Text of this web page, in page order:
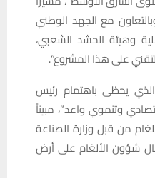
مع الجهد الوطني
وهيئة الحشد الشعبي،
على هذا المشروع”.
يحظى باهتمام رئيس
وتنموي واعد”، مبيناً
من قبل وزارة الصناعة
شؤون الألغام على أرض